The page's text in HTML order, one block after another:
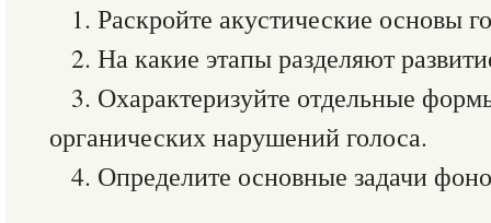
1. Раскройте акустические основы
2. На какие этапы разделяют
3. Охарактеризуйте отдельные
органических нарушений голоса.
4. Определите основные задачи